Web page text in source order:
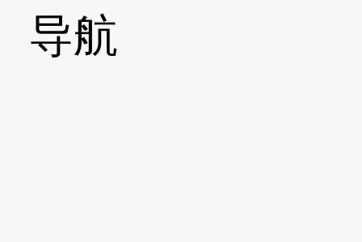
导航